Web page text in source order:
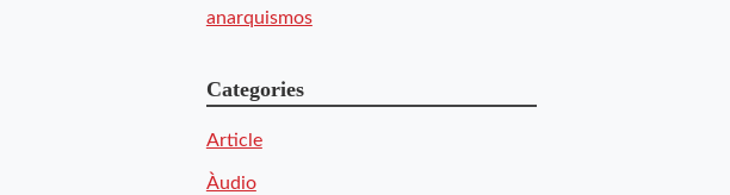
anarquismos
Categories
Article
Àudio